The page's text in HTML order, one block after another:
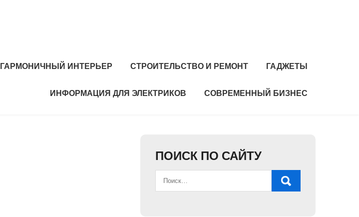
ГАРМОНИЧНЫЙ ИНТЕРЬЕР СТРОИТЕЛЬСТВО И РЕМОНТ ГАДЖЕТЫ
ИНФОРМАЦИЯ ДЛЯ ЭЛЕКТРИКОВ СОВРЕМЕННЫЙ БИЗНЕС
ПОИСК ПО САЙТУ